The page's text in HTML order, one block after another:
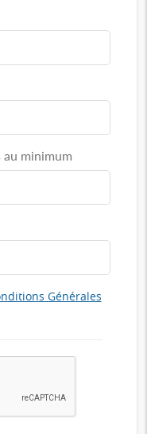
minimum
Générales